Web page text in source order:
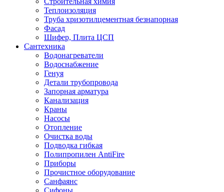
Теплоизоляция
Труба хризотилцементная безнапорная
Фасад
Шифер, Плита ЦСП
Сантехника
Водонагреватели
Водоснабжение
Генуя
Детали трубопровода
Запорная арматура
Канализация
Краны
Насосы
Отопление
Очистка воды
Подводка гибкая
Полипропилен AntiFire
Приборы
Прочистное оборудование
Санфаянс
Сифоны